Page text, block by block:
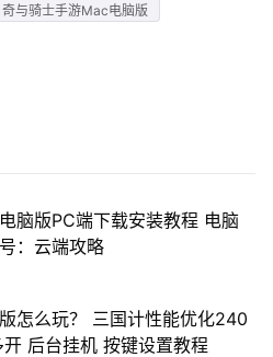
与骑士手游Mac电脑版
脑版PC端下载安装教程 电脑
：云端攻略
怎么玩？ 三国计性能优化240
后台挂机 按键设置教程